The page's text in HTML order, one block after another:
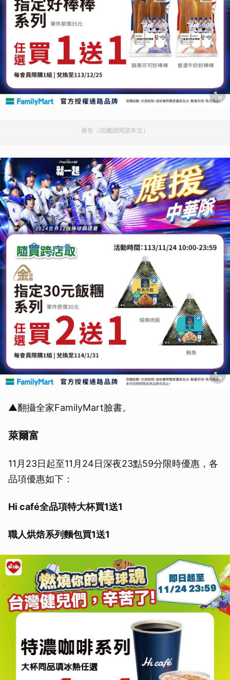
廣告（請繼續閱讀本文）
▲翻攝全家FamilyMart臉書。
萊爾富
11月23日起至11月24日深夜23點59分限時優惠，各
品項優惠如下：
Hi café全品項特大杯買1送1
職人烘焙系列麵包買1送1